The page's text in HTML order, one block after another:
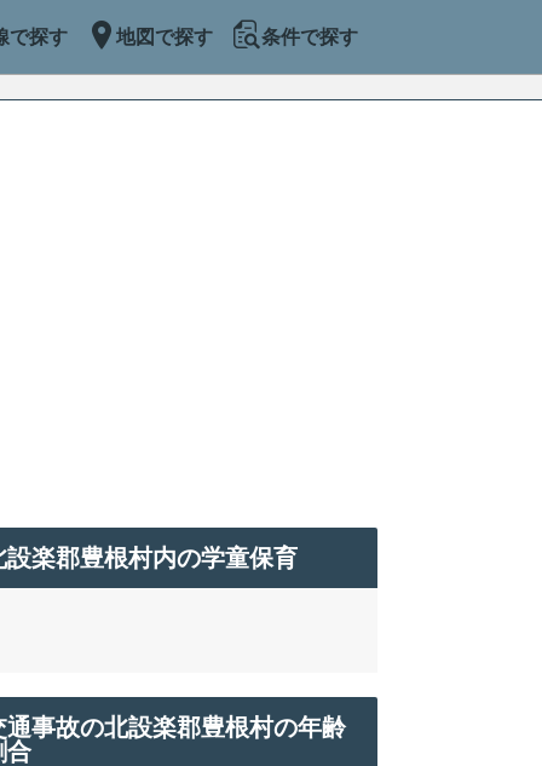
で探す 地図で探す 条件で探す
設楽郡豊根村内の学童保育
通事故の北設楽郡豊根村の年齢
合